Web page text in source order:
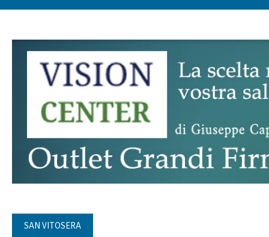
SAN VITOSERA